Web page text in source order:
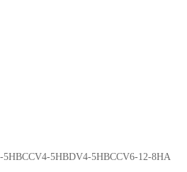
5HBCCV4-5HBDV4-5HBCCV6-12-8HA